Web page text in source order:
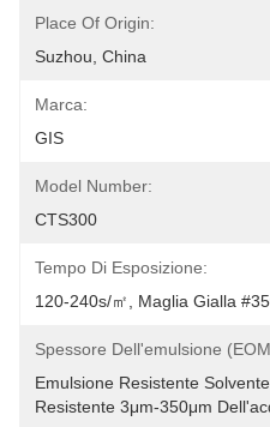
Place Of Origin:
Suzhou, China
Marca:
GIS
Model Number:
CTS300
Tempo Di Esposizione:
120-240s/㎡, Maglia Gialla
Spessore Dell'emulsione
Emulsione Resistente
Resistente 3μm-350μm